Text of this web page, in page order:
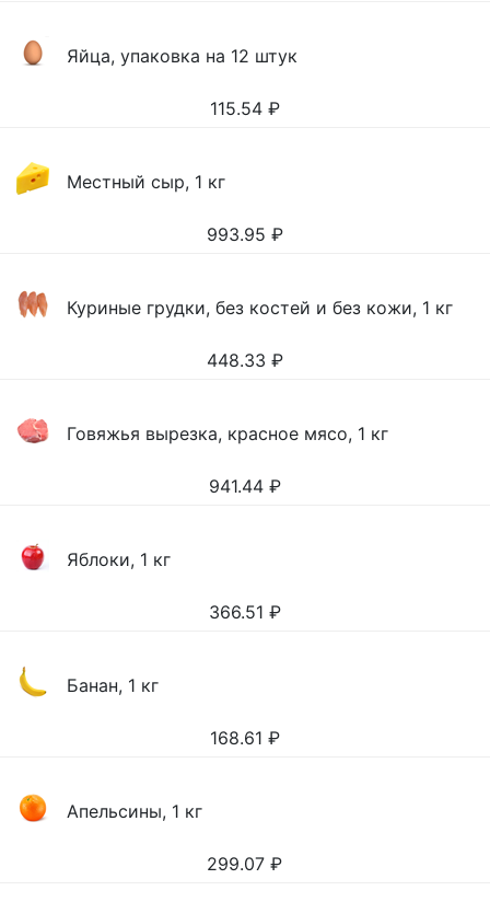
Яйца, упаковка на 12 штук
115.54 ₽
Местный сыр, 1 кг
993.95 ₽
Куриные грудки, без костей и без кожи, 1 кг
448.33 ₽
Говяжья вырезка, красное мясо, 1 кг
941.44 ₽
Яблоки, 1 кг
366.51 ₽
Банан, 1 кг
168.61 ₽
Апельсины, 1 кг
299.07 ₽